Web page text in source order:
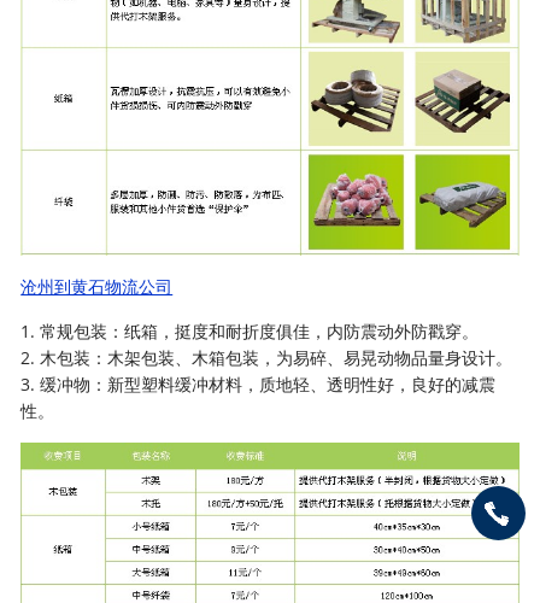
沧州到黄石物流公司
1. 常规包装：纸箱，挺度和耐折度俱佳，内防震动外防戳穿。
2. 木包装：木架包装、木箱包装，为易碎、易晃动物品量身设计。
3. 缓冲物：新型塑料缓冲材料，质地轻、透明性好，良好的减震
性。